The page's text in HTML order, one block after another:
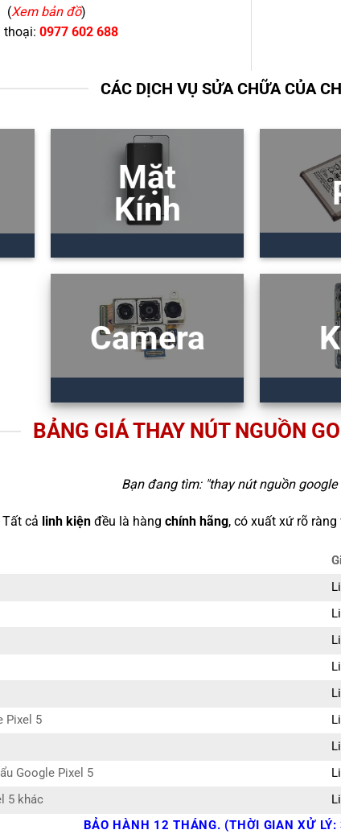
(Xem bản đồ)
thoại: 0977 602 688
CÁC DỊCH VỤ SỬA CHỮA CỦA
Mặt
Kính
Camera
BẢNG GIÁ THAY NÚT NGUỒN
Bạn đang tìm: "thay nút nguồn google
Tất cả linh kiệnđều là hàng chính hãng, có xuất xứ rõ
Pixel 5
Google Pixel 5
5 khác
BẢO HÀNH 12 THÁNG. (THỜI GIAN XỬ